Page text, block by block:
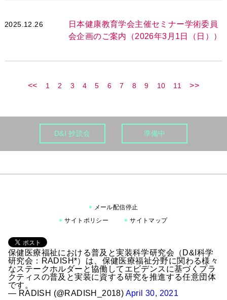
2025.12.26
日本健康教育学会主催セミナー学術委員
会企画のご案内（2026年3月1日（日））
<< 1 2 3 4 5 6 7 8 9 10 11 >>
D&I 抄読会 準備中
メール配信停止
サイトポリシー
サイトマップ
保健医療福祉における普及と実装科学研究会（D&I科学
研究会：RADISH*）は、保健医療福祉分野に関わる様々
なステークホルダーと協働してエビデンスに基づくプラ
クティスの普及と実装に資する研究を推進する任意団体
です。
— RADISH (@RADISH_2018) April 30, 2021